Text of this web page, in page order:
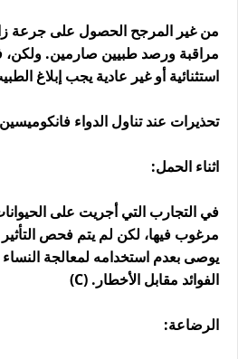
من غير المرجح الحصول على جرعة
مراقبة ورصد طبيين صارمين.
استثنائية أو غير عادية يجب إبلاغ
تحذيرات عند تناول الدواء فانكوميسين
اثناء الحمل:
في التجارب التي أجريت على
مرغوب فيها، لكن لم يتم فحص
يوصى بعدم استخدامه لمعالجة
الفوائد مقابل الأخطار. (C)
الرضاعة: